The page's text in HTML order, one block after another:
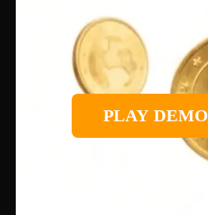
PLAY DEMO